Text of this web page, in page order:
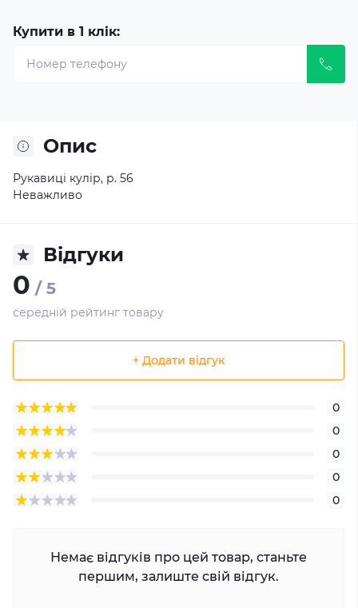
Купити в 1 клік:
Опис
Рукавиці кулір, р. 56
Неважливо
Відгуки
0 / 5
середній рейтинг товару
+ Додати відгук
0
0
0
0
0
Немає відгуків про цей товар, станьте
першим, залиште свій відгук.